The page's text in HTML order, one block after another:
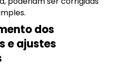
dos
e ajustes